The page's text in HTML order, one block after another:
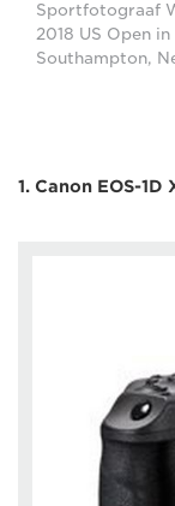
Sportfotograaf
2018 US Open
Southampton,
1. Canon EOS-1D